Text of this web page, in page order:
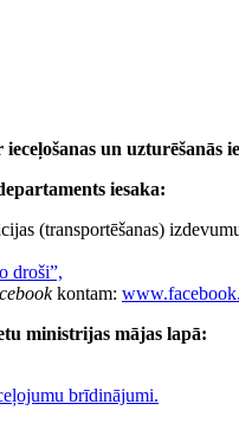
un uzturēšanās
iesaka:
(transportēšanas)
droši”,
kontam:
ministrijas mājas lapā:
brīdinājumi.